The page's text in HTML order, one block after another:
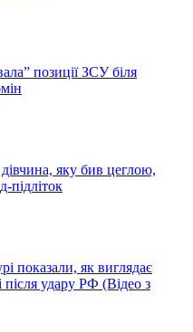
позиції ЗСУ біля
яку бив цеглою,
підліток
показали, як виглядає
після удару РФ (Відео з